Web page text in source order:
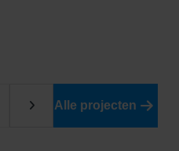
Alle projecten